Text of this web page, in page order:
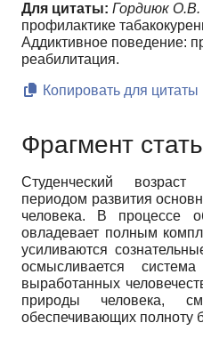
Для цитаты: Гордиюк О.В.
профилактике
Аддиктивное поведение:
реабилитация.
Копировать для цитаты
Фрагмент
Студенческий
периодом развития
человека. В процессе
овладевает полным
усиливаются
осмысливается
выработанных
природы человека,
обеспечивающих полноту